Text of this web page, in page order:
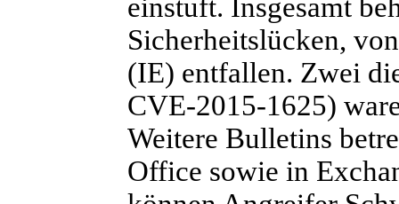
einstuft. Insgesamt
Sicherheitslücken,
(IE) entfallen. Zwei
CVE-2015-1625)
Weitere Bulletins
Office sowie in